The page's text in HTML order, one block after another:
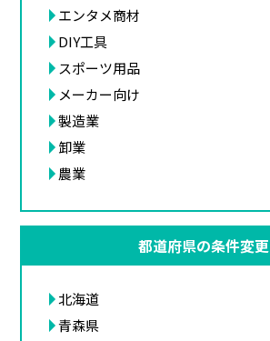
エンタメ商材
DIY工具
スポーツ用品
メーカー向け
製造業
卸業
農業
都道府県の条件変更
北海道
青森県